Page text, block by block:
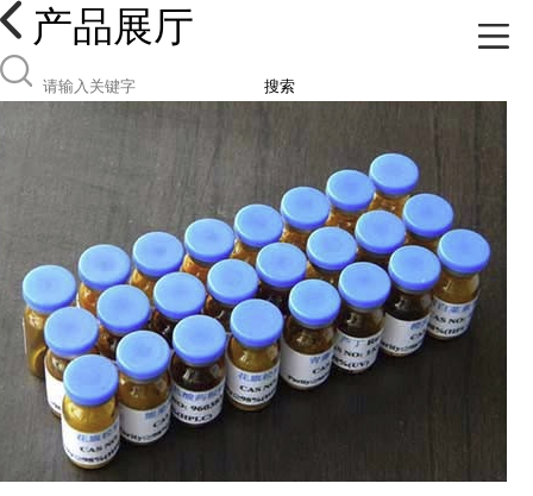
产品展厅
搜索